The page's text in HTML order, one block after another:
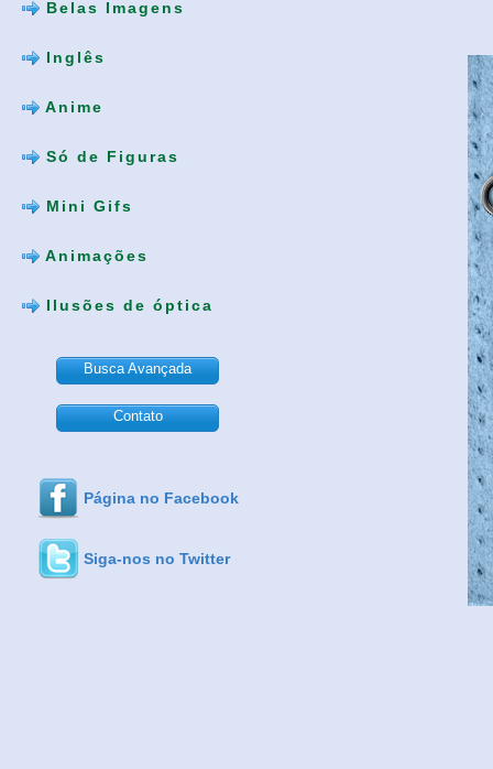
Belas Imagens
Inglês
Anime
Só de Figuras
Mini Gifs
Animações
Ilusões de óptica
Busca Avançada
Contato
Página no Facebook
Siga-nos no Twitter